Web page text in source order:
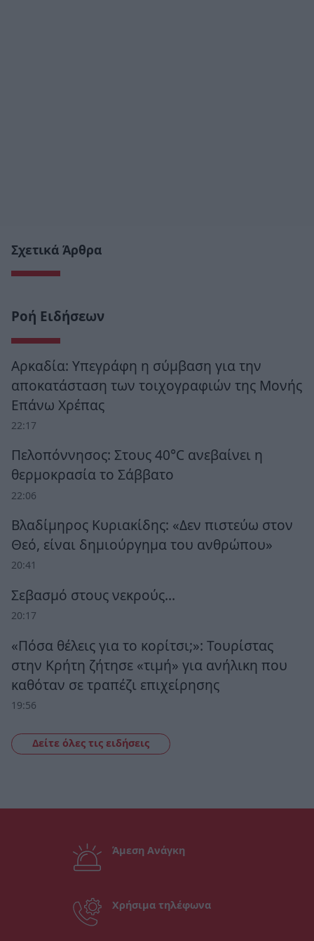
Σχετικά Άρθρα
Ροή Ειδήσεων
Αρκαδία: Υπεγράφη η σύμβαση για την
αποκατάσταση των τοιχογραφιών της Μονής
Επάνω Χρέπας
22:17
Πελοπόννησος: Στους 40°C ανεβαίνει η
θερμοκρασία το Σάββατο
22:06
Βλαδίμηρος Κυριακίδης: «Δεν πιστεύω στον
Θεό, είναι δημιούργημα του ανθρώπου»
20:41
Σεβασμό στους νεκρούς…
20:17
«Πόσα θέλεις για το κορίτσι;»: Τουρίστας
στην Κρήτη ζήτησε «τιμή» για ανήλικη που
καθόταν σε τραπέζι επιχείρησης
19:56
Δείτε όλες τις ειδήσεις
Άμεση Ανάγκη
Χρήσιμα τηλέφωνα